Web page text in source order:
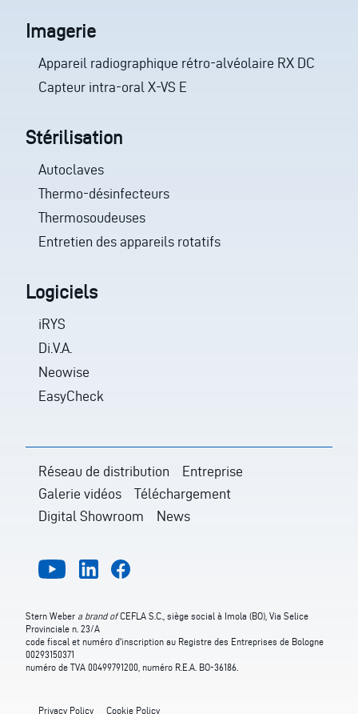
Imagerie
Appareil radiographique rétro-alvéolaire RX DC
Capteur intra-oral X-VS E
Stérilisation
Autoclaves
Thermo-désinfecteurs
Thermosoudeuses
Entretien des appareils rotatifs
Logiciels
iRYS
Di.V.A.
Neowise
EasyCheck
Réseau de distribution
Entreprise
Galerie vidéos
Téléchargement
Digital Showroom
News
Stern Weber a brand ofCEFLA S.C., siège social à Imola (BO), Via Selice
Provinciale n. 23/A
code fiscal et numéro d'inscription au Registre des Entreprises de Bologne
00293150371
numéro de TVA 00499791200, numéro R.E.A. BO-36186.
Privacy Policy Cookie Policy